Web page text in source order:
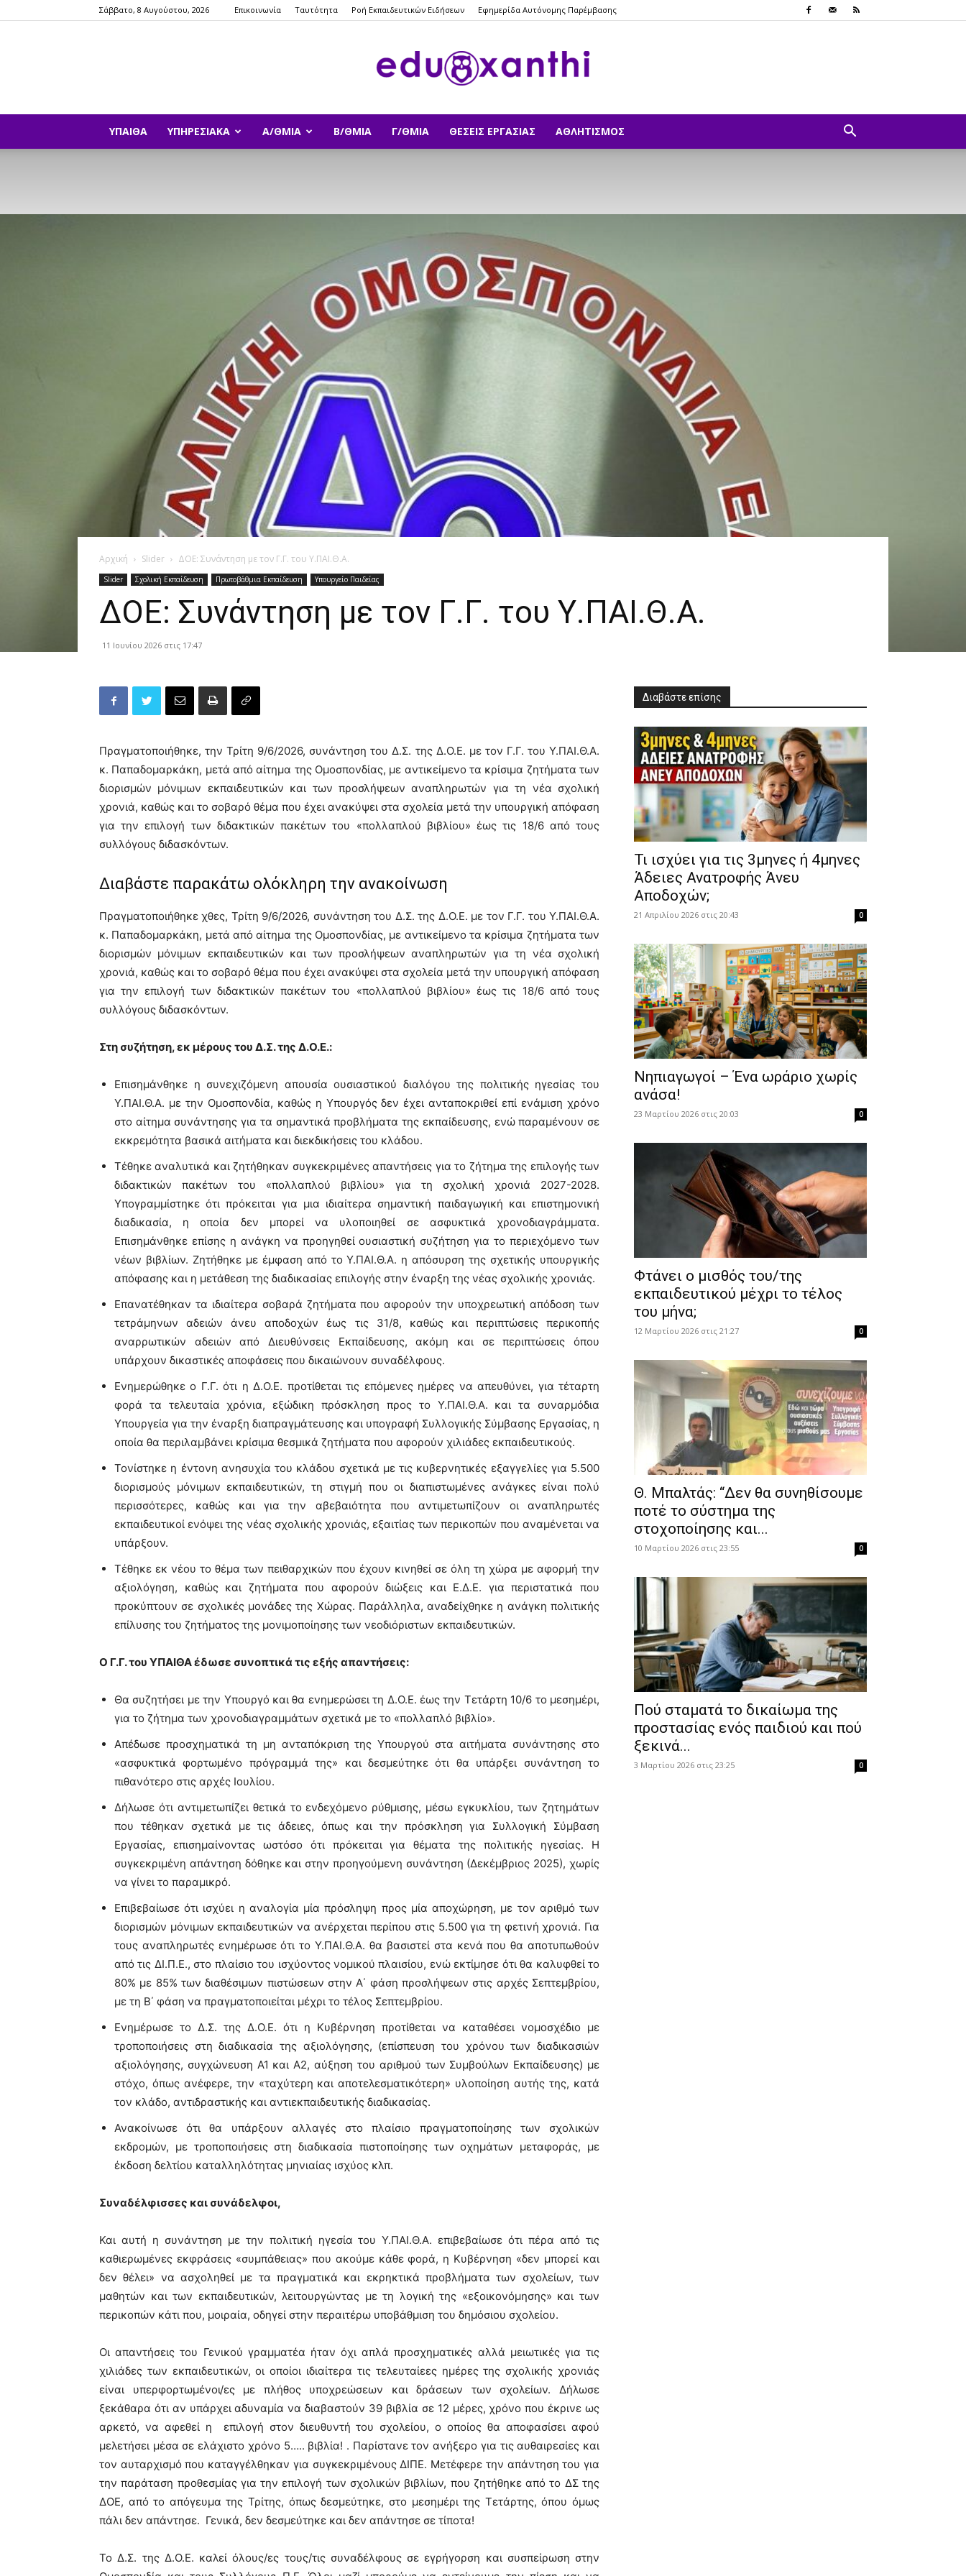
Σάββατο, 8 Αυγούστου, 2026 Επικοινωνία Ταυτότητα Ροή Εκπαιδευτικών Ειδήσεων Εφημερίδα Αυτόνομης Παρέμβασης
eduxanthi
ΥΠΑΙΘΑ ΥΠΗΡΕΣΙΑΚΆ Α/ΘΜΙΑ Β/ΘΜΙΑ Γ/ΘΜΙΑ ΘΈΣΕΙΣ ΕΡΓΑΣΊΑΣ ΑΘΛΗΤΙΣΜΌΣ
Αρχική Slider ΔΟΕ: Συνάντηση με τον Γ.Γ. του Υ.ΠΑΙ.Θ.Α.
Slider Σχολική Εκπαίδευση Πρωτοβάθμια Εκπαίδευση Υπουργείο Παιδείας
ΔΟΕ: Συνάντηση με τον Γ.Γ. του Υ.ΠΑΙ.Θ.Α.
11 Ιουνίου 2026 στις 17:47
Πραγματοποιήθηκε, την Τρίτη 9/6/2026, συνάντηση του Δ.Σ. της Δ.Ο.Ε. με τον Γ.Γ. του Υ.ΠΑΙ.Θ.Α.
κ. Παπαδομαρκάκη, μετά από αίτημα της Ομοσπονδίας, με αντικείμενο τα κρίσιμα ζητήματα των
διορισμών μόνιμων εκπαιδευτικών και των προσλήψεων αναπληρωτών για τη νέα σχολική
χρονιά, καθώς και το σοβαρό θέμα που έχει ανακύψει στα σχολεία μετά την υπουργική απόφαση
για την επιλογή των διδακτικών πακέτων του «πολλαπλού βιβλίου» έως τις 18/6 από τους
συλλόγους διδασκόντων.
Διαβάστε παρακάτω ολόκληρη την ανακοίνωση
Πραγματοποιήθηκε χθες, Τρίτη 9/6/2026, συνάντηση του Δ.Σ. της Δ.Ο.Ε. με τον Γ.Γ. του Υ.ΠΑΙ.Θ.Α.
κ. Παπαδομαρκάκη, μετά από αίτημα της Ομοσπονδίας, με αντικείμενο τα κρίσιμα ζητήματα των
διορισμών μόνιμων εκπαιδευτικών και των προσλήψεων αναπληρωτών για τη νέα σχολική
χρονιά, καθώς και το σοβαρό θέμα που έχει ανακύψει στα σχολεία μετά την υπουργική απόφαση
για την επιλογή των διδακτικών πακέτων του «πολλαπλού βιβλίου» έως τις 18/6 από τους
συλλόγους διδασκόντων.
Στη συζήτηση, εκ μέρους του Δ.Σ. της Δ.Ο.Ε.:
Επισημάνθηκε η συνεχιζόμενη απουσία ουσιαστικού διαλόγου της πολιτικής ηγεσίας του
Υ.ΠΑΙ.Θ.Α. με την Ομοσπονδία, καθώς η Υπουργός δεν έχει ανταποκριθεί επί ενάμιση χρόνο
στο αίτημα συνάντησης για τα σημαντικά προβλήματα της εκπαίδευσης, ενώ παραμένουν σε
εκκρεμότητα βασικά αιτήματα και διεκδικήσεις του κλάδου.
Τέθηκε αναλυτικά και ζητήθηκαν συγκεκριμένες απαντήσεις για το ζήτημα της επιλογής των
διδακτικών πακέτων του «πολλαπλού βιβλίου» για τη σχολική χρονιά 2027-2028.
Υπογραμμίστηκε ότι πρόκειται για μια ιδιαίτερα σημαντική παιδαγωγική και επιστημονική
διαδικασία, η οποία δεν μπορεί να υλοποιηθεί σε ασφυκτικά χρονοδιαγράμματα.
Επισημάνθηκε επίσης η ανάγκη να προηγηθεί ουσιαστική συζήτηση για το περιεχόμενο των
νέων βιβλίων. Ζητήθηκε με έμφαση από το Υ.ΠΑΙ.Θ.Α. η απόσυρση της σχετικής υπουργικής
απόφασης και η μετάθεση της διαδικασίας επιλογής στην έναρξη της νέας σχολικής χρονιάς.
Επανατέθηκαν τα ιδιαίτερα σοβαρά ζητήματα που αφορούν την υποχρεωτική απόδοση των
τετράμηνων αδειών άνευ αποδοχών έως τις 31/8, καθώς και περιπτώσεις περικοπής
αναρρωτικών αδειών από Διευθύνσεις Εκπαίδευσης, ακόμη και σε περιπτώσεις όπου
υπάρχουν δικαστικές αποφάσεις που δικαιώνουν συναδέλφους.
Ενημερώθηκε ο Γ.Γ. ότι η Δ.Ο.Ε. προτίθεται τις επόμενες ημέρες να απευθύνει, για τέταρτη
φορά τα τελευταία χρόνια, εξώδικη πρόσκληση προς το Υ.ΠΑΙ.Θ.Α. και τα συναρμόδια
Υπουργεία για την έναρξη διαπραγμάτευσης και υπογραφή Συλλογικής Σύμβασης Εργασίας, η
οποία θα περιλαμβάνει κρίσιμα θεσμικά ζητήματα που αφορούν χιλιάδες εκπαιδευτικούς.
Τονίστηκε η έντονη ανησυχία του κλάδου σχετικά με τις κυβερνητικές εξαγγελίες για 5.500
διορισμούς μόνιμων εκπαιδευτικών, τη στιγμή που οι διαπιστωμένες ανάγκες είναι πολύ
περισσότερες, καθώς και για την αβεβαιότητα που αντιμετωπίζουν οι αναπληρωτές
εκπαιδευτικοί ενόψει της νέας σχολικής χρονιάς, εξαιτίας των περικοπών που αναμένεται να
υπάρξουν.
Τέθηκε εκ νέου το θέμα των πειθαρχικών που έχουν κινηθεί σε όλη τη χώρα με αφορμή την
αξιολόγηση, καθώς και ζητήματα που αφορούν διώξεις και Ε.Δ.Ε. για περιστατικά που
προκύπτουν σε σχολικές μονάδες της Χώρας. Παράλληλα, αναδείχθηκε η ανάγκη πολιτικής
επίλυσης του ζητήματος της μονιμοποίησης των νεοδιόριστων εκπαιδευτικών.
Ο Γ.Γ. του ΥΠΑΙΘΑ έδωσε συνοπτικά τις εξής απαντήσεις:
Θα συζητήσει με την Υπουργό και θα ενημερώσει τη Δ.Ο.Ε. έως την Τετάρτη 10/6 το μεσημέρι,
για το ζήτημα των χρονοδιαγραμμάτων σχετικά με το «πολλαπλό βιβλίο».
Απέδωσε προσχηματικά τη μη ανταπόκριση της Υπουργού στα αιτήματα συνάντησης στο
«ασφυκτικά φορτωμένο πρόγραμμά της» και δεσμεύτηκε ότι θα υπάρξει συνάντηση το
πιθανότερο στις αρχές Ιουλίου.
Δήλωσε ότι αντιμετωπίζει θετικά το ενδεχόμενο ρύθμισης, μέσω εγκυκλίου, των ζητημάτων
που τέθηκαν σχετικά με τις άδειες, όπως και την πρόσκληση για Συλλογική Σύμβαση
Εργασίας, επισημαίνοντας ωστόσο ότι πρόκειται για θέματα της πολιτικής ηγεσίας. Η
συγκεκριμένη απάντηση δόθηκε και στην προηγούμενη συνάντηση (Δεκέμβριος 2025), χωρίς
να γίνει το παραμικρό.
Επιβεβαίωσε ότι ισχύει η αναλογία μία πρόσληψη προς μία αποχώρηση, με τον αριθμό των
διορισμών μόνιμων εκπαιδευτικών να ανέρχεται περίπου στις 5.500 για τη φετινή χρονιά. Για
τους αναπληρωτές ενημέρωσε ότι το Υ.ΠΑΙ.Θ.Α. θα βασιστεί στα κενά που θα αποτυπωθούν
από τις ΔΙ.Π.Ε., στο πλαίσιο του ισχύοντος νομικού πλαισίου, ενώ εκτίμησε ότι θα καλυφθεί το
80% με 85% των διαθέσιμων πιστώσεων στην Α΄ φάση προσλήψεων στις αρχές Σεπτεμβρίου,
με τη Β΄ φάση να πραγματοποιείται μέχρι το τέλος Σεπτεμβρίου.
Ενημέρωσε το Δ.Σ. της Δ.Ο.Ε. ότι η Κυβέρνηση προτίθεται να καταθέσει νομοσχέδιο με
τροποποιήσεις στη διαδικασία της αξιολόγησης, (επίσπευση του χρόνου των διαδικασιών
αξιολόγησης, συγχώνευση Α1 και Α2, αύξηση του αριθμού των Συμβούλων Εκπαίδευσης) με
στόχο, όπως ανέφερε, την «ταχύτερη και αποτελεσματικότερη» υλοποίηση αυτής της, κατά
τον κλάδο, αντιδραστικής και αντιεκπαιδευτικής διαδικασίας.
Ανακοίνωσε ότι θα υπάρξουν αλλαγές στο πλαίσιο πραγματοποίησης των σχολικών
εκδρομών, με τροποποιήσεις στη διαδικασία πιστοποίησης των οχημάτων μεταφοράς, με
έκδοση δελτίου καταλληλότητας μηνιαίας ισχύος κλπ.
Συναδέλφισσες και συνάδελφοι,
Και αυτή η συνάντηση με την πολιτική ηγεσία του Υ.ΠΑΙ.Θ.Α. επιβεβαίωσε ότι πέρα από τις
καθιερωμένες εκφράσεις «συμπάθειας» που ακούμε κάθε φορά, η Κυβέρνηση «δεν μπορεί και
δεν θέλει» να ασχοληθεί με τα πραγματικά και εκρηκτικά προβλήματα των σχολείων, των
μαθητών και των εκπαιδευτικών, λειτουργώντας με τη λογική της «εξοικονόμησης» και των
περικοπών κάτι που, μοιραία, οδηγεί στην περαιτέρω υποβάθμιση του δημόσιου σχολείου.
Οι απαντήσεις του Γενικού γραμματέα ήταν όχι απλά προσχηματικές αλλά μειωτικές για τις
χιλιάδες των εκπαιδευτικών, οι οποίοι ιδιαίτερα τις τελευταίεες ημέρες της σχολικής χρονιάς
είναι υπερφορτωμένοι/ες με πλήθος υποχρεώσεων και δράσεων των σχολείων. Δήλωσε
ξεκάθαρα ότι αν υπάρχει αδυναμία να διαβαστούν 39 βιβλία σε 12 μέρες, χρόνο που έκρινε ως
αρκετό, να αφεθεί η επιλογή στον διευθυντή του σχολείου, ο οποίος θα αποφασίσει αφού
μελετήσει μέσα σε ελάχιστο χρόνο 5….. βιβλία! . Παρίστανε τον ανήξερο για τις αυθαιρεσίες και
τον αυταρχισμό που καταγγέλθηκαν για συγκεκριμένους ΔΙΠΕ. Μετέφερε την απάντηση του για
την παράταση προθεσμίας για την επιλογή των σχολικών βιβλίων, που ζητήθηκε από το ΔΣ της
ΔΟΕ, από το απόγευμα της Τρίτης, όπως δεσμεύτηκε, στο μεσημέρι της Τετάρτης, όπου όμως
πάλι δεν απάντησε. Γενικά, δεν δεσμεύτηκε και δεν απάντησε σε τίποτα!
Το Δ.Σ. της Δ.Ο.Ε. καλεί όλους/ες τους/τις συναδέλφους σε εγρήγορση και συσπείρωση στην
Διαβάστε επίσης
​Τι ισχύει για τις 3μηνες ή 4μηνες
Άδειες Ανατροφής Άνευ
Αποδοχών;
21 Απριλίου 2026 στις 20:43 0
Νηπιαγωγοί – Ένα ωράριο χωρίς
ανάσα!
23 Μαρτίου 2026 στις 20:03 0
Φτάνει ο μισθός του/της
εκπαιδευτικού μέχρι το τέλος
του μήνα;
12 Μαρτίου 2026 στις 21:27 0
Θ. Μπαλτάς: “Δεν θα συνηθίσουμε
ποτέ το σύστημα της
στοχοποίησης και...
10 Μαρτίου 2026 στις 23:55 0
Πού σταματά το δικαίωμα της
προστασίας ενός παιδιού και πού
ξεκινά...
3 Μαρτίου 2026 στις 23:25 0